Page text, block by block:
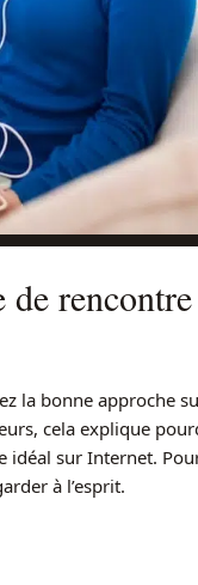
la bonne approche
cela explique
idéal sur Internet.
à l’esprit.